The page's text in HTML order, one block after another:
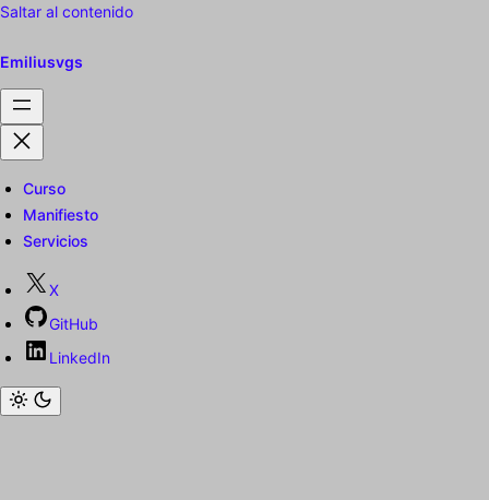
Saltar al contenido
Emiliusvgs
Curso
Manifiesto
Servicios
X
GitHub
LinkedIn